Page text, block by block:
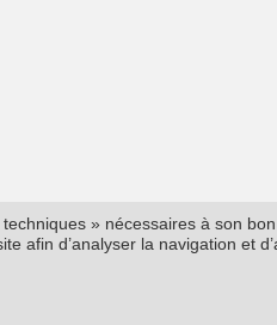
» nécessaires à son
afin d’analyser la navigation et